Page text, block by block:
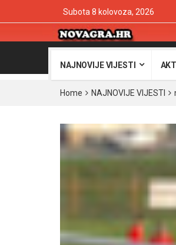
Subota 8 kolovoza, 2026
NAJNOVIJE VIJESTI
Home NAJNOVIJE VIJESTI